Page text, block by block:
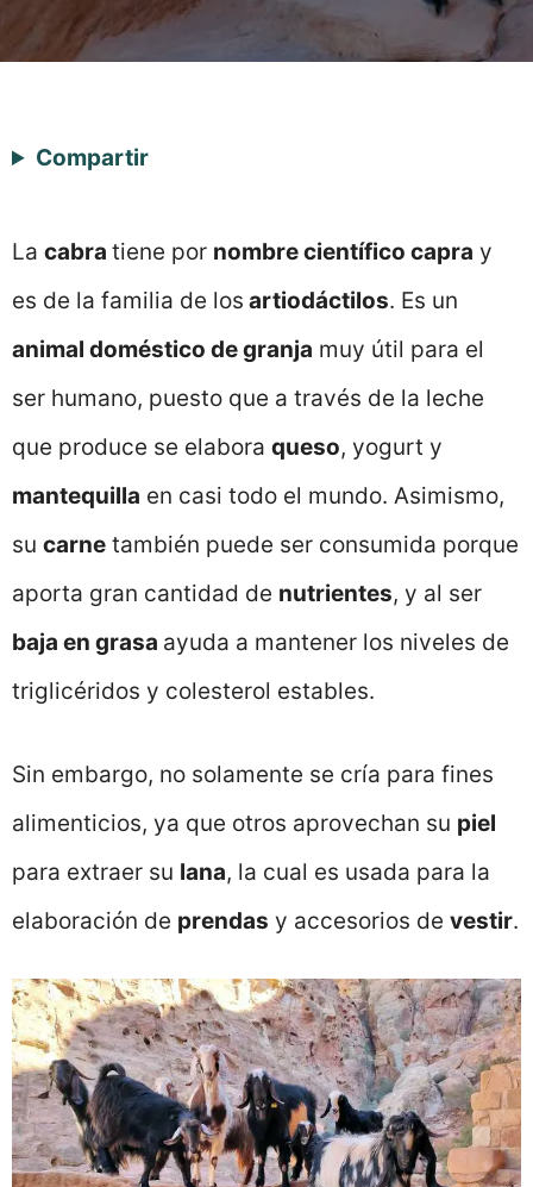
Compartir
La cabra tiene por nombre científico capra y
es de la familia de los artiodáctilos. Es un
animal doméstico de granja muy útil para el
ser humano, puesto que a través de la leche
que produce se elabora queso, yogurt y
mantequilla en casi todo el mundo. Asimismo,
su carne también puede ser consumida porque
aporta gran cantidad de nutrientes, y al ser
baja en grasa ayuda a mantener los niveles de
triglicéridos y colesterol estables.
Sin embargo, no solamente se cría para fines
alimenticios, ya que otros aprovechan su piel
para extraer su lana, la cual es usada para la
elaboración de prendas y accesorios de vestir.